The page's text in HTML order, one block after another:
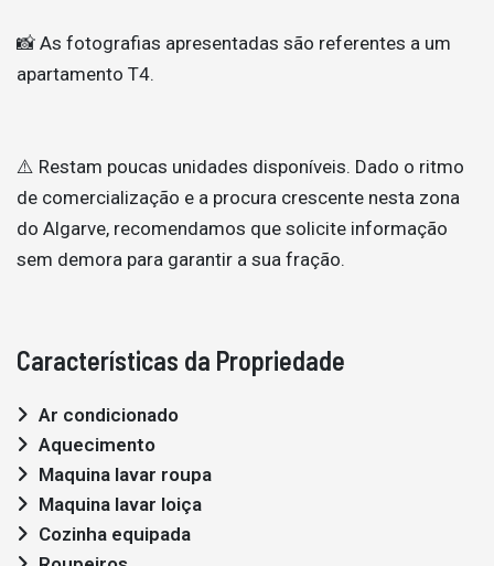
📸 As fotografias apresentadas são referentes a um
apartamento T4.
⚠️ Restam poucas unidades disponíveis. Dado o ritmo
de comercialização e a procura crescente nesta zona
do Algarve, recomendamos que solicite informação
sem demora para garantir a sua fração.
Características da Propriedade
Ar condicionado
Aquecimento
Maquina lavar roupa
Maquina lavar loiça
Cozinha equipada